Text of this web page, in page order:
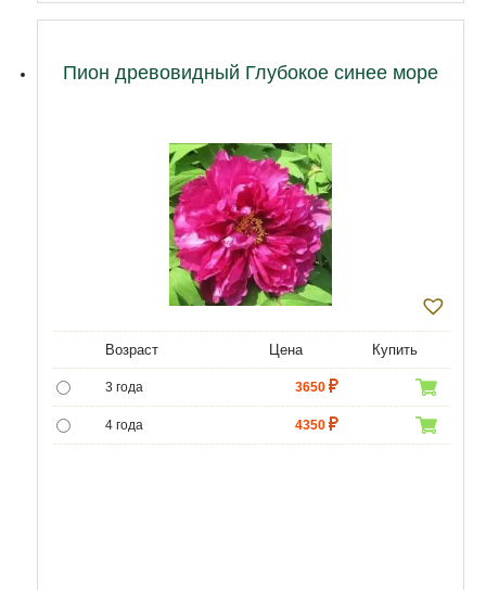
Пион древовидный Глубокое синее море
Возраст Цена Купить
3 года 3650
4 года 4350